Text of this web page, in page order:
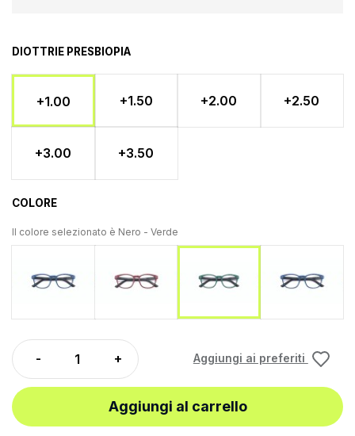
DIOTTRIE PRESBIOPIA
+1.00 +1.50 +2.00 +2.50
+3.00 +3.50
COLORE
Il colore selezionato è Nero - Verde
Aggiungi ai preferiti
Aggiungi al carrello